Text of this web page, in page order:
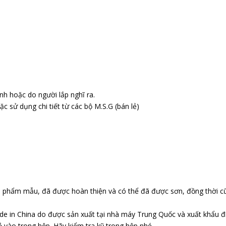
hoặc do người lắp nghĩ ra.
sử dụng chi tiết từ các bộ M.S.G (bán lẻ)
mẫu, đã được hoàn thiện và có thể đã được sơn, đồng thời
in China do được sản xuất tại nhà máy Trung Quốc và xuất khẩu